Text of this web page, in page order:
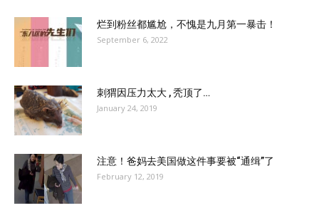
烂到粉丝都尴尬，不愧是九月第一暴击！
September 6, 2022
刺猬因压力太大 , 秃顶了…
January 24, 2019
注意！爸妈去美国做这件事要被“通缉”了
February 12, 2019